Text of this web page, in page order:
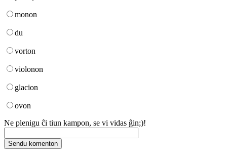
monon
du
vorton
violonon
glacion
ovon
Ne plenigu ĉi tiun kampon, se vi vidas ĝin;)!